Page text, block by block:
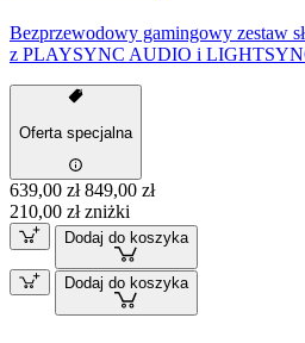
Bezprzewodowy gamingowy zestaw
z PLAYSYNC AUDIO i
Oferta specjalna
639,00 zł 849,00 zł
210,00 zł zniżki
Dodaj do koszyka
Dodaj do koszyka